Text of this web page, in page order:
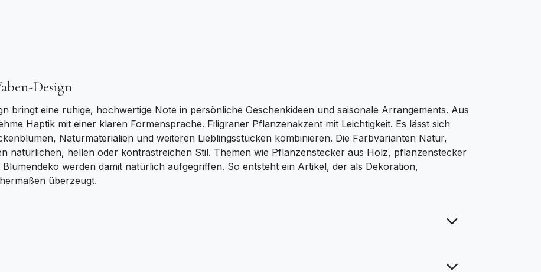
Design
bringt eine ruhige, hochwertige Note in persönliche Geschenkideen und saisonale Arrangements. Aus
Haptik mit einer klaren Formensprache. Filigraner Pflanzenakzent mit Leichtigkeit. Es lässt sich
Naturmaterialien und weiteren Lieblingsstücken kombinieren. Die Farbvarianten Natur,
natürlichen, hellen oder kontrastreichen Stil. Themen wie Pflanzenstecker aus Holz, pflanzenstecker
werden damit natürlich aufgegriffen. So entsteht ein Artikel, der als Dekoration,
überzeugt.